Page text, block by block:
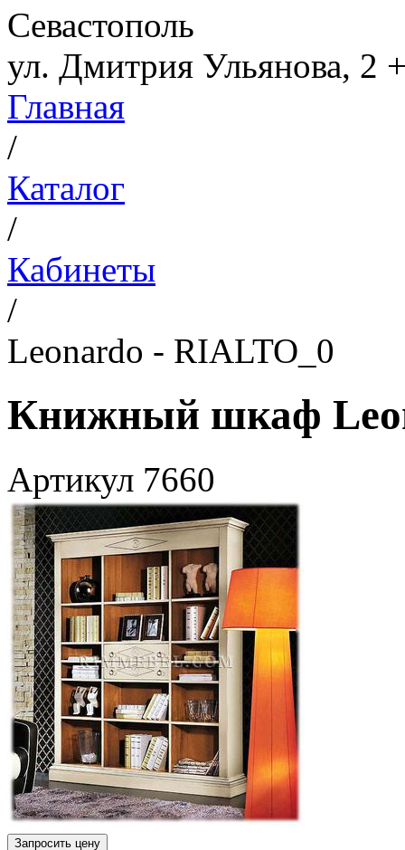
Севастополь
ул. Дмитрия Ульянова, 2
Главная
/
Каталог
/
Кабинеты
/
Leonardo - RIALTO_0
Книжный шкаф
Артикул 7660
Запросить цену